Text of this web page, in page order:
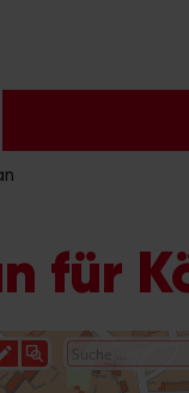
für